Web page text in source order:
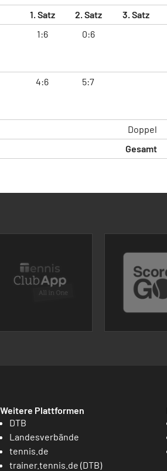
1. Satz 2. Satz 3. Satz
1:6 0:6
4:6 5:7
Doppel
Gesamt
Weitere Plattformen
DTB
Landesverbände
tennis.de
trainer.tennis.de (DTB)